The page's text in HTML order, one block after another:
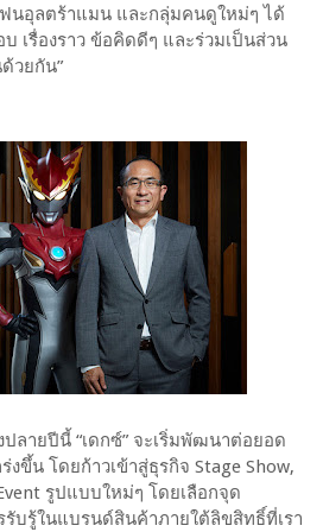
นอุลตร้าแมน และกลุ่มคนดูใหม่ๆ ได้
เรื่องราว ข้อคิดดีๆ และร่วมเป็นส่วน
วยกัน”
ลายปีนี้ “เดกซ์” จะเริ่มพัฒนาต่อยอด
ขึ้น โดยก้าวเข้าสู่ธุรกิจ Stage Show,
รูปแบบใหม่ๆ โดยเลือกจุด
รับรู้ในแบรนด์สินค้าภายใต้ลิขสิทธิ์ที่เรา